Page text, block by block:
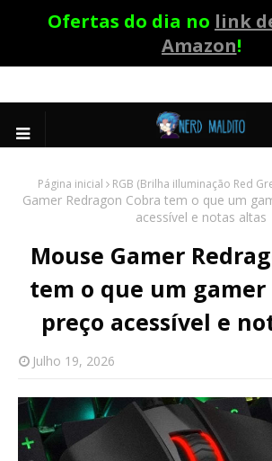
Ofertas do dia no link
Amazon!
Página inicial RGB (Brilha iIluminação Red
Gamer Redragon Cobra tem o que um
acessível e notas altas
Mouse Gamer
tem o que um gamer
preço acessível e
Julho 19, 2026